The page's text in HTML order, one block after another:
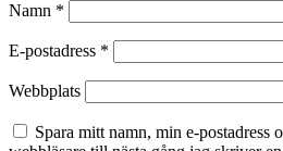
Namn *
E-postadress *
Webbplats
Spara mitt namn, min e-postadress